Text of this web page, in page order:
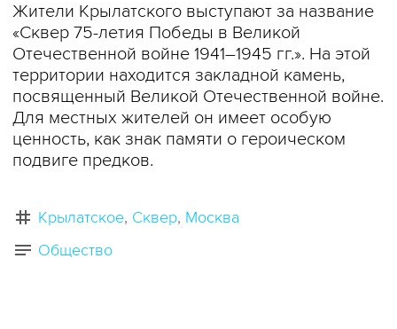
Жители Крылатского выступают за название
«Сквер 75-летия Победы в Великой
Отечественной войне 1941–1945 гг.». На этой
территории находится закладной камень,
посвященный Великой Отечественной войне.
Для местных жителей он имеет особую
ценность, как знак памяти о героическом
подвиге предков.
Крылатское Сквер Москва
Общество